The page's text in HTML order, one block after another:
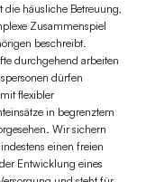
häusliche Betreuung,
Zusammenspiel
beschreibt.
durchgehend arbeiten
dürfen
flexibler
in begrenztem
Wir sichern
einen freien
Entwicklung eines